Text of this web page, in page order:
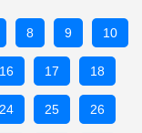
8 9 10
16 17 18
24 25 26